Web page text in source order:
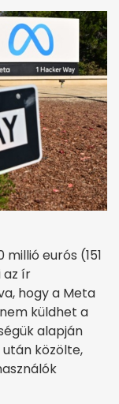
eurós (151
az ír
hogy a Meta
küldhet a
alapján
közölte,